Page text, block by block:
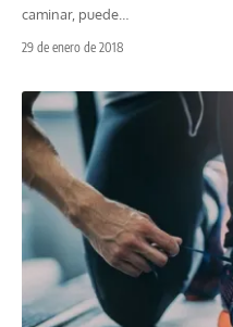
caminar, puede
29 de enero de 2018